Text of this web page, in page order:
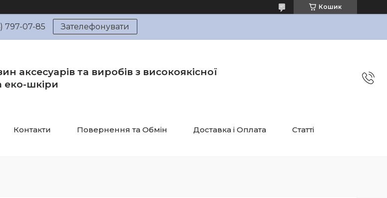
Кошик
797-07-85 Зателефонувати
аксесуарів та виробів з високоякісної
еко-шкіри
Контакти Повернення та Обмін Доставка і Оплата Статті